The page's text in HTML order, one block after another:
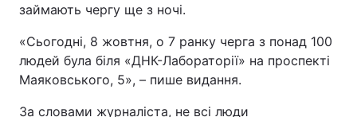
займають чергу ще з ночі.
«Сьогодні, 8 жовтня, о 7 ранку черга з понад 100
людей була біля «ДНК-Лабораторії» на проспекті
Маяковського, 5», – пише видання.
За словами журналіста, не всі люди